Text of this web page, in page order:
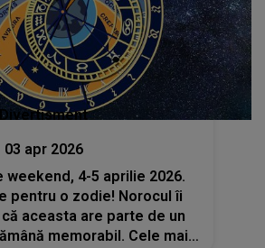
Divertisment
03 apr 2026
weekend, 4-5 aprilie 2026.
pentru o zodie! Norocul îi
aceasta are parte de un
memorabil. Cele mai